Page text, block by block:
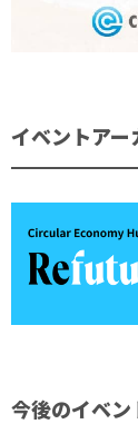
イベントアー
今後のイベン